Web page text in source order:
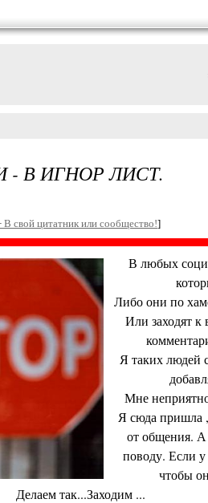
В ИГНОР ЛИСТ.
В свой цитатник или сообщество!]
В любых
Либо они по
Или заходят к
Я таких людей
Мне
Я сюда пришла
от общения. А
поводу. Если у
чтобы
Делаем так...Заходим ...